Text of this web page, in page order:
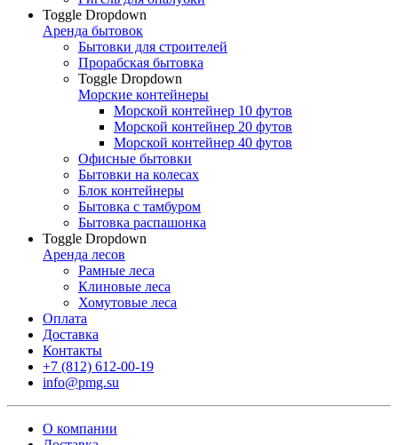
Toggle Dropdown
Аренда бытовок
Бытовки для строителей
Прорабская бытовка
Toggle Dropdown
Морские контейнеры
Морской контейнер 10 футов
Морской контейнер 20 футов
Морской контейнер 40 футов
Офисные бытовки
Бытовки на колесах
Блок контейнеры
Бытовка с тамбуром
Бытовка распашонка
Toggle Dropdown
Аренда лесов
Рамные леса
Клиновые леса
Хомутовые леса
Оплата
Доставка
Контакты
+7 (812) 612-00-19
info@pmg.su
О компании